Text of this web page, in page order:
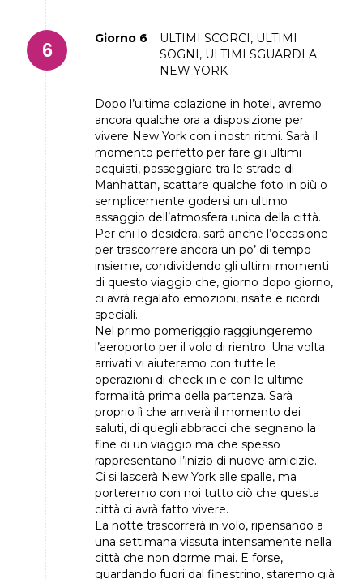
Giorno 6
ULTIMI SCORCI, ULTIMI
SOGNI, ULTIMI SGUARDI A
NEW YORK
Dopo l’ultima colazione in hotel, avremo
ancora qualche ora a disposizione per
vivere New York con i nostri ritmi. Sarà il
momento perfetto per fare gli ultimi
acquisti, passeggiare tra le strade di
Manhattan, scattare qualche foto in più o
semplicemente godersi un ultimo
assaggio dell’atmosfera unica della città.
Per chi lo desidera, sarà anche l’occasione
per trascorrere ancora un po’ di tempo
insieme, condividendo gli ultimi momenti
di questo viaggio che, giorno dopo giorno,
ci avrà regalato emozioni, risate e ricordi
speciali.
Nel primo pomeriggio raggiungeremo
l’aeroporto per il volo di rientro. Una volta
arrivati vi aiuteremo con tutte le
operazioni di check-in e con le ultime
formalità prima della partenza. Sarà
proprio lì che arriverà il momento dei
saluti, di quegli abbracci che segnano la
fine di un viaggio ma che spesso
rappresentano l’inizio di nuove amicizie.
Ci si lascerà New York alle spalle, ma
porteremo con noi tutto ciò che questa
città ci avrà fatto vivere.
La notte trascorrerà in volo, ripensando a
una settimana vissuta intensamente nella
città che non dorme mai. E forse,
guardando fuori dal finestrino, staremo già